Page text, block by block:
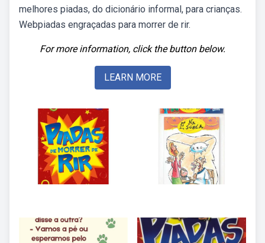
melhores piadas, do dicionário informal, para crianças.
Webpiadas engraçadas para morrer de rir.
For more information, click the button below.
LEARN MORE